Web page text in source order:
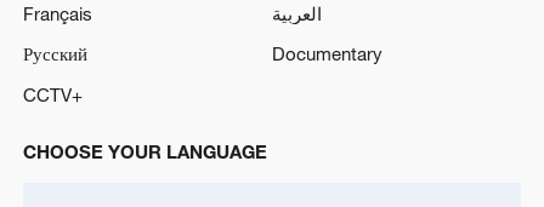
Français
العربية
Русский
Documentary
CCTV+
CHOOSE YOUR LANGUAGE